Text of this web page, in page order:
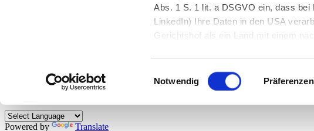
Abs. 1 S. 1 lit. a DSGVO ein, dass
LinkedIn) Ihre Daten in den USA
Gerichtshof als ein Land mit einem
Einwilligungsauswahl
Notwendig Präferenzen
Herzlich willkommen!
Kunden viele nützliche Hilfestellungen und interessante Tipps und Tricks. Stellen
Powered by Translate